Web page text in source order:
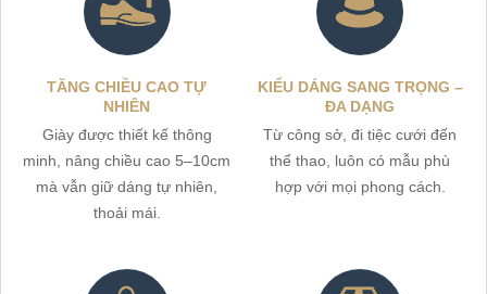
TĂNG CHIỀU CAO TỰ
NHIÊN
Giày được thiết kế thông
minh, nâng chiều cao 5–10cm
mà vẫn giữ dáng tự nhiên,
thoải mái.
KIỂU DÁNG SANG TRỌNG –
ĐA DẠNG
Từ công sở, đi tiệc cưới đến
thể thao, luôn có mẫu phù
hợp với mọi phong cách.